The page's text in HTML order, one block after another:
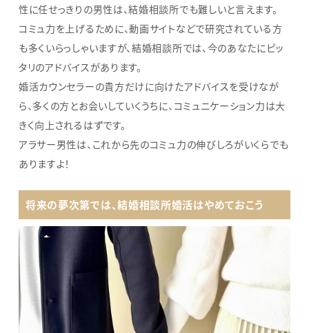
性に任せっきりの男性は、結婚相談所でも難しいと言えます。
コミュ力を上げるために、動画サイトなどで研究されている方
も多くいらっしゃいますが、結婚相談所では、今のあなたにピッ
タリのアドバイスがあります。
婚活カウンセラーの貴方だけに向けたアドバイスを受けなが
ら、多くの方とお会いしていくうちに、コミュニケーション力は大
きく向上されるはずです。
アラサー男性は、これから先のコミュ力の伸びしろがいくらでも
ありますよ！
将来の夢次第では、結婚相談所婚活はやめておこう